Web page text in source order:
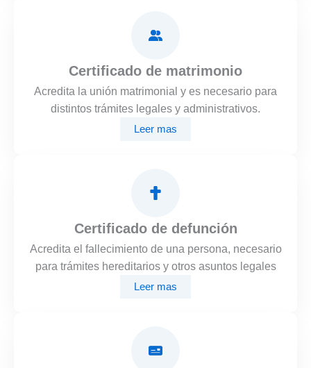
Certificado de matrimonio
Acredita la unión matrimonial y es necesario para
distintos trámites legales y administrativos.
Leer mas
Certificado de defunción
Acredita el fallecimiento de una persona, necesario
para trámites hereditarios y otros asuntos legales
Leer mas